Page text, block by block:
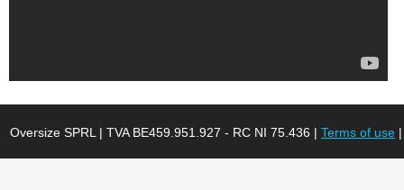
Oversize SPRL | TVA BE459.951.927 - RC NI 75.436 | Terms of use